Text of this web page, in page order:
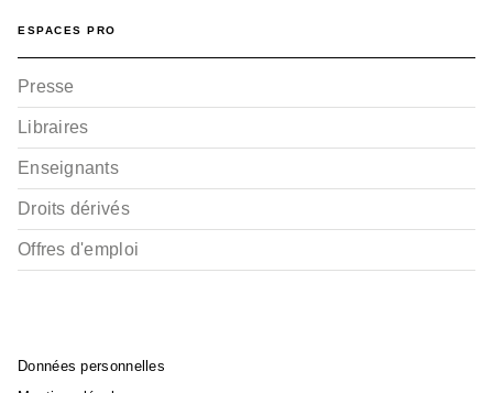
ESPACES PRO
Presse
Libraires
Enseignants
Droits dérivés
Offres d'emploi
Données personnelles